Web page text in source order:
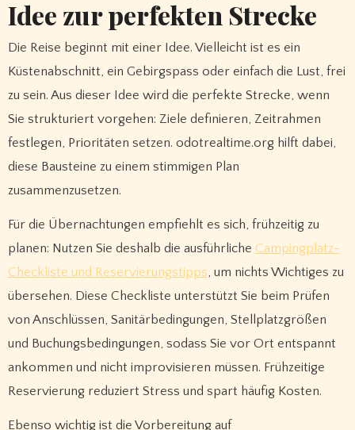
Idee zur perfekten Strecke
Die Reise beginnt mit einer Idee. Vielleicht ist es ein
Küstenabschnitt, ein Gebirgspass oder einfach die Lust, frei
zu sein. Aus dieser Idee wird die perfekte Strecke, wenn
Sie strukturiert vorgehen: Ziele definieren, Zeitrahmen
festlegen, Prioritäten setzen. odotrealtime.org hilft dabei,
diese Bausteine zu einem stimmigen Plan
zusammenzusetzen.
Für die Übernachtungen empfiehlt es sich, frühzeitig zu
planen: Nutzen Sie deshalb die ausführliche Campingplatz-
Checkliste und Reservierungstipps, um nichts Wichtiges zu
übersehen. Diese Checkliste unterstützt Sie beim Prüfen
von Anschlüssen, Sanitärbedingungen, Stellplatzgrößen
und Buchungsbedingungen, sodass Sie vor Ort entspannt
ankommen und nicht improvisieren müssen. Frühzeitige
Reservierung reduziert Stress und spart häufig Kosten.
Ebenso wichtig ist die Vorbereitung auf